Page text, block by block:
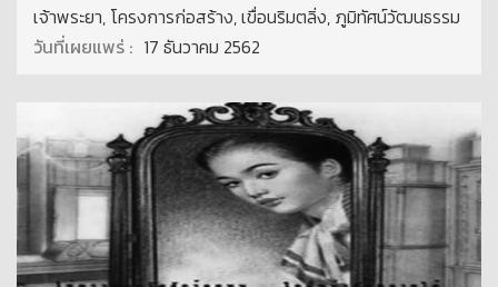
เจ้าพระยา, โครงการก่อสร้าง, เขื่อนริมตลิ่ง, ภูมิทัศน์วัฒนธรรม
วันที่เผยแพร่ : 17 ธันวาคม 2562